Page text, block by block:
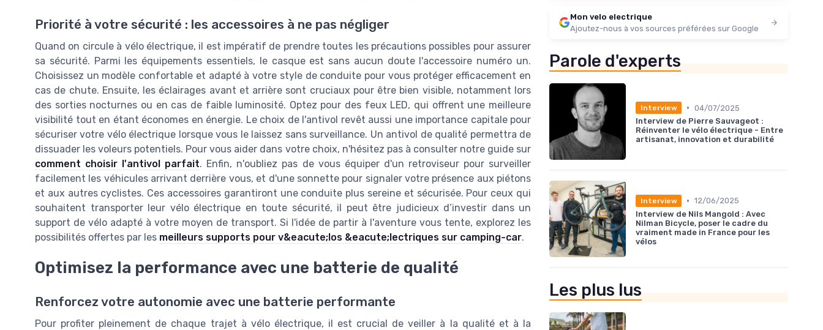
Priorité à votre sécurité : les accessoires à ne pas négliger
Quand on circule à vélo électrique, il est impératif de prendre toutes les précautions possibles pour assurer
sa sécurité. Parmi les équipements essentiels, le casque est sans aucun doute l'accessoire numéro un.
Choisissez un modèle confortable et adapté à votre style de conduite pour vous protéger efficacement en
cas de chute. Ensuite, les éclairages avant et arrière sont cruciaux pour être bien visible, notamment lors
des sorties nocturnes ou en cas de faible luminosité. Optez pour des feux LED, qui offrent une meilleure
visibilité tout en étant économes en énergie. Le choix de l'antivol revêt aussi une importance capitale pour
sécuriser votre vélo électrique lorsque vous le laissez sans surveillance. Un antivol de qualité permettra de
dissuader les voleurs potentiels. Pour vous aider dans votre choix, n'hésitez pas à consulter notre guide sur
comment choisir l'antivol parfait. Enfin, n'oubliez pas de vous équiper d'un retroviseur pour surveiller
facilement les véhicules arrivant derrière vous, et d'une sonnette pour signaler votre présence aux piétons
et aux autres cyclistes. Ces accessoires garantiront une conduite plus sereine et sécurisée. Pour ceux qui
souhaitent transporter leur vélo électrique en toute sécurité, il peut être judicieux d’investir dans un
support de vélo adapté à votre moyen de transport. Si l'idée de partir à l'aventure vous tente, explorez les
possibilités offertes par les meilleurs supports pour v&eacute;los &eacute;lectriques sur camping-car.
Optimisez la performance avec une batterie de qualité
Renforcez votre autonomie avec une batterie performante
Pour profiter pleinement de chaque trajet à vélo électrique, il est crucial de veiller à la qualité et à la
Mon velo electrique
Ajoutez-nous à vos sources préférées sur Google
Parole d'experts
Interview • 04/07/2025
Interview de Pierre Sauvageot :
Réinventer le vélo électrique - Entre
artisanat, innovation et durabilité
Interview • 12/06/2025
Interview de Nils Mangold : Avec
Nilman Bicycle, poser le cadre du
vraiment made in France pour les
vélos
Les plus lus